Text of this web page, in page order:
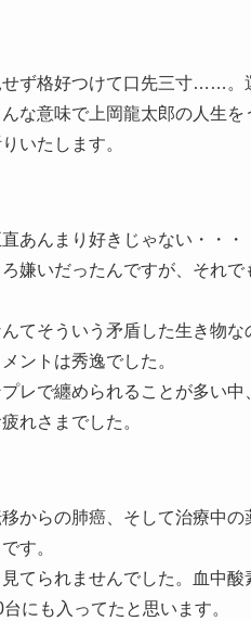
せず格好つけて口先三寸……。
な意味で上岡龍太郎の人生を
いたします。
直あんまり好きじゃない・・・
嫌いだったんですが、それ
てそういう矛盾した生き物な
ントは秀逸でした。
レで纏められることが多い
れさまでした。
からの肺癌、そして治療中
す。
てられませんでした。血中
にも入ってたと思います。